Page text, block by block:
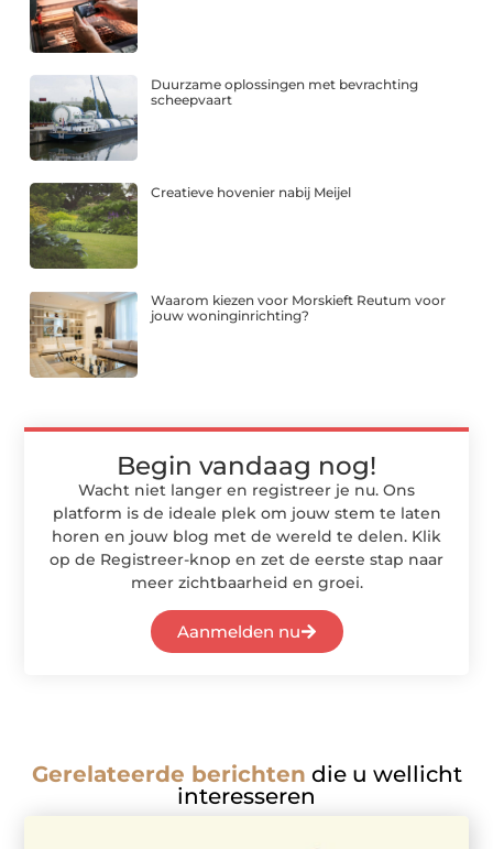
Duurzame oplossingen met bevrachting
scheepvaart
Creatieve hovenier nabij Meijel
Waarom kiezen voor Morskieft Reutum voor
jouw woninginrichting?
Begin vandaag nog!
Wacht niet langer en registreer je nu. Ons
platform is de ideale plek om jouw stem te laten
horen en jouw blog met de wereld te delen. Klik
op de Registreer-knop en zet de eerste stap naar
meer zichtbaarheid en groei.
Aanmelden nu
Gerelateerde berichten die u wellicht
interesseren